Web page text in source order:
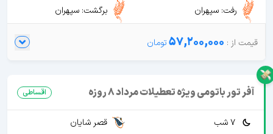
رفت: سپهران
برگشت: سپهران
57,200,000
آفر تور باتومی ویژه تعطیلات مرداد 8 روزه اقساطی
7 شب
قصر شایان